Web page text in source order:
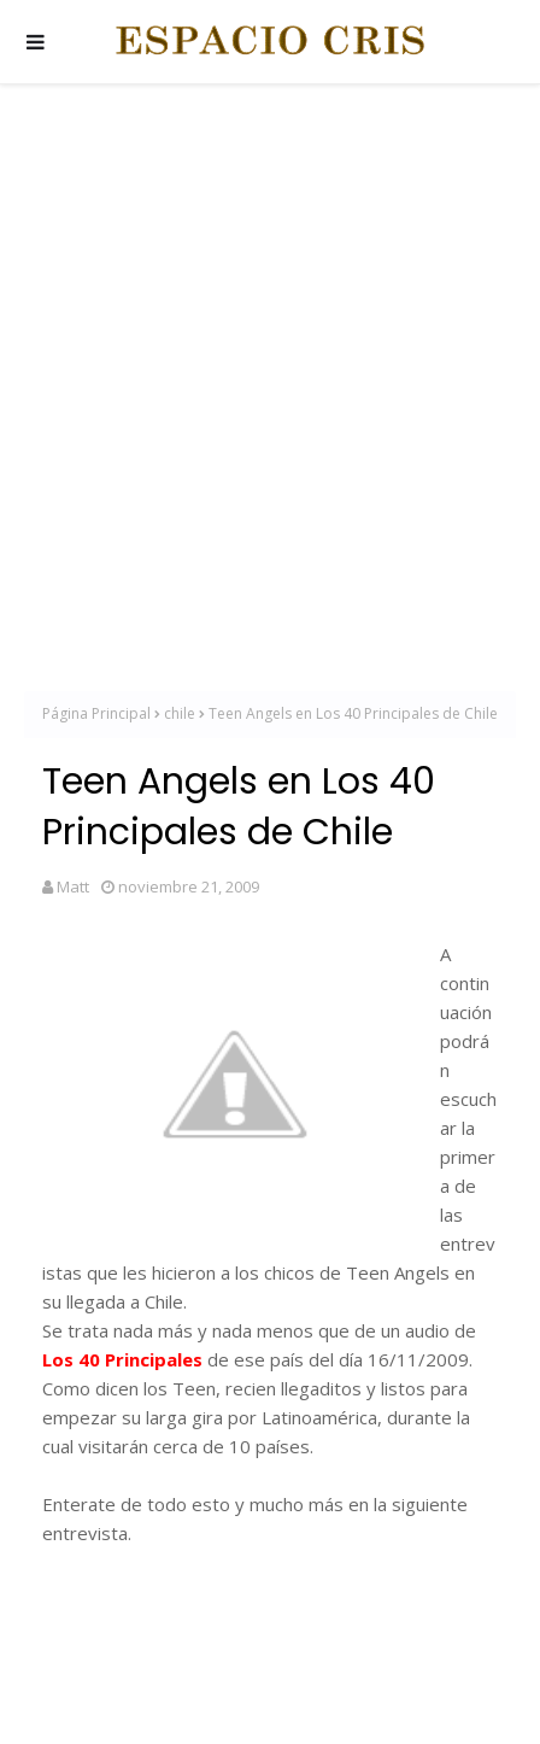
Página Principal chile Teen Angels en Los 40 Principales de Chile
Teen Angels en Los 40
Principales de Chile
Matt noviembre 21, 2009
A
contin
uación
podrá
n
escuch
ar la
primer
a de
las
entrev
istas que les hicieron a los chicos de Teen Angels en
su llegada a Chile.
Se trata nada más y nada menos que de un audio de
Los 40 Principales de ese país del día 16/11/2009.
Como dicen los Teen, recien llegaditos y listos para
empezar su larga gira por Latinoamérica, durante la
cual visitarán cerca de 10 países.
Enterate de todo esto y mucho más en la siguiente
entrevista.